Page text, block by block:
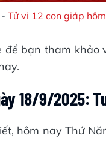
Tử vi 12 con giáp
bạn tham khảo
18/9/2025:
hôm nay Thứ